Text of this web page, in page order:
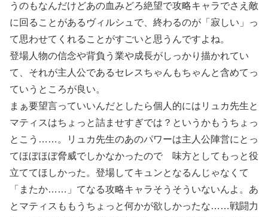
うのもなんだけどあの血みどろ絶望で攻略キャラでさえ敵
に回ることがあるヴィルシュで、終わるのが「寂しい」っ
て思わせてくれることがすごいと思うんですよね。
登場人物の信念や背負う業や成長がしっかり描かれてい
て、それが主人公であるセレスちゃんもちゃんと含めてっ
ていうところが良い。
まぁ要望言っていいんだとしたら個人的にはリュカ先生と
マティスはちょっと詰ませすぎでは？というかもうちょっ
とこう……。リュカ先生のあのパワーは主人公陣営にとっ
てほぼほぼ脅威でしかなかったので 味方としてもっと役
立ててほしかった。登場してキュンとなるんじゃなくて
「またか……」てなる攻略キャラそうそういないんよ。あ
とマティスももうちょっと何かが欲しかったな……戦闘力